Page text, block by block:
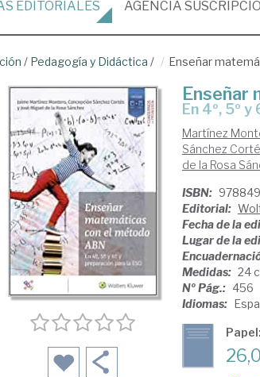
EDITORIALES AGENCIA
/ Pedagogía y Didáctica / Enseñar
Enseñar
en 4º, 5º
Martínez
Sánchez
de la Rosa
ISBN:
Editorial:
Fecha de la
Lugar de la
Medidas: 24
Nº Pág.: 456
Idiomas: